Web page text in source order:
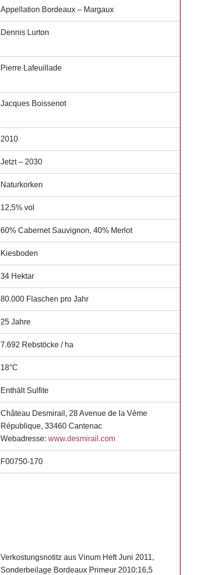
Appellation Bordeaux – Margaux
Dennis Lurton
Pierre Lafeuillade
Jacques Boissenot
2010
Jetzt – 2030
Naturkorken
12,5% vol
60% Cabernet Sauvignon, 40% Merlot
Kiesboden
34 Hektar
80.000 Flaschen pro Jahr
25 Jahre
7.692 Rebstöcke / ha
18°C
Enthält Sulfite
Château Desmirail, 28 Avenue de la Vème
République, 33460 Cantenac
Webadresse: www.desmirail.com
F00750-170
Verkostungsnotitz aus Vinum Heft Juni 2011,
Sonderbeilage Bordeaux Primeur 2010:16,5